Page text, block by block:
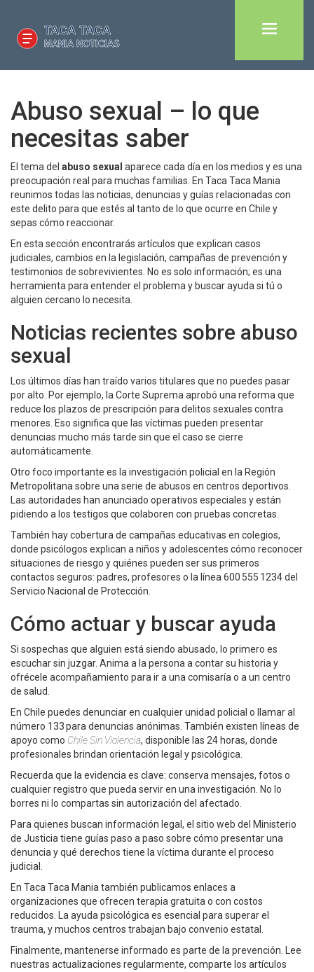
Abuso sexual – lo que
necesitas saber
El tema del abuso sexual aparece cada día en los medios y es una
preocupación real para muchas familias. En Taca Taca Mania
reunimos todas las noticias, denuncias y guías relacionadas con
este delito para que estés al tanto de lo que ocurre en Chile y
sepas cómo reaccionar.
En esta sección encontrarás artículos que explican casos
judiciales, cambios en la legislación, campañas de prevención y
testimonios de sobrevivientes. No es solo información; es una
herramienta para entender el problema y buscar ayuda si tú o
alguien cercano lo necesita.
Noticias recientes sobre abuso
sexual
Los últimos días han traído varios titulares que no puedes pasar
por alto. Por ejemplo, la Corte Suprema aprobó una reforma que
reduce los plazos de prescripción para delitos sexuales contra
menores. Eso significa que las víctimas pueden presentar
denuncias mucho más tarde sin que el caso se cierre
automáticamente.
Otro foco importante es la investigación policial en la Región
Metropolitana sobre una serie de abusos en centros deportivos.
Las autoridades han anunciado operativos especiales y están
pidiendo a los testigos que colaboren con pruebas concretas.
También hay cobertura de campañas educativas en colegios,
donde psicólogos explican a niños y adolescentes cómo reconocer
situaciones de riesgo y quiénes pueden ser sus primeros
contactos seguros: padres, profesores o la línea 600 555 1234 del
Servicio Nacional de Protección.
Cómo actuar y buscar ayuda
Si sospechas que alguien está siendo abusado, lo primero es
escuchar sin juzgar. Anima a la persona a contar su historia y
ofrécele acompañamiento para ir a una comisaría o a un centro
de salud.
En Chile puedes denunciar en cualquier unidad policial o llamar al
número 133 para denuncias anónimas. También existen líneas de
apoyo como Chile Sin Violencia, disponible las 24 horas, donde
profesionales brindan orientación legal y psicológica.
Recuerda que la evidencia es clave: conserva mensajes, fotos o
cualquier registro que pueda servir en una investigación. No lo
borres ni lo compartas sin autorización del afectado.
Para quienes buscan información legal, el sitio web del Ministerio
de Justicia tiene guías paso a paso sobre cómo presentar una
denuncia y qué derechos tiene la víctima durante el proceso
judicial.
En Taca Taca Mania también publicamos enlaces a
organizaciones que ofrecen terapia gratuita o con costos
reducidos. La ayuda psicológica es esencial para superar el
trauma, y muchos centros trabajan bajo convenio estatal.
Finalmente, mantenerse informado es parte de la prevención. Lee
nuestras actualizaciones regularmente, comparte los artículos